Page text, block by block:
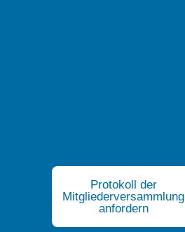
Protokoll der
Mitgliederversammlung
anfordern